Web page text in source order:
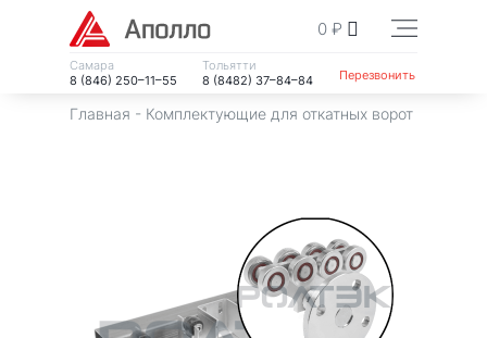
Самара
8 (846) 250–11–55
Тольятти
8 (8482) 37–84–84
0 ₽
Перезвонить
Главная - Комплектующие для откатных ворот